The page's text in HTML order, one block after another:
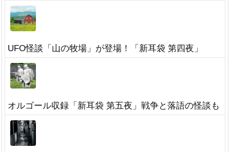
UFO怪談「山の牧場」が登場！「新耳袋 第四夜」
オルゴール収録「新耳袋 第五夜」戦争と落語の怪談も